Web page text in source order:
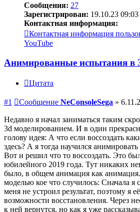
Сообщения: 27
Зарегистрирован: 19.10.23 09:03
Контактная информация:
Контактная информация
YouTube
Анимированные испытания в
Цитата
#1 Сообщение NeConsoleSega »
Недавно я начал заниматься таким
3d моделированием. И в один
голову идея: А что если воссоздать
здесь? А я тогда научился
Вот и решил что то воссоздать. Это
юбилейного 2019 года. Тут никаких
было, в общем анимация как
моделью кое что случилось: Сначала я
меня не устроил результат, поэтому я
возможности восстановления. Через
к ней вернутся, но как я уже